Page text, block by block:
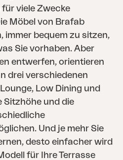
viele Zwecke
Möbel von Brafab
immer bequem zu sitzen,
Sie vorhaben. Aber
entwerfen, orientieren
drei verschiedenen
Low Dining und
Sitzhöhe und die
Und je mehr Sie
desto einfacher wird
für Ihre Terrasse